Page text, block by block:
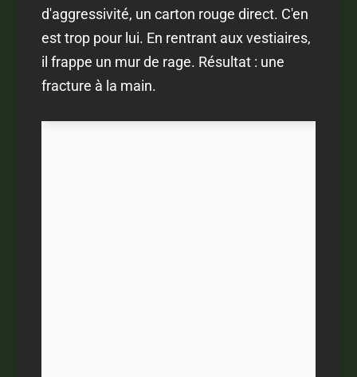
d'aggressivité, un carton rouge direct. C'en
est trop pour lui. En rentrant aux vestiaires,
il frappe un mur de rage. Résultat : une
fracture à la main.